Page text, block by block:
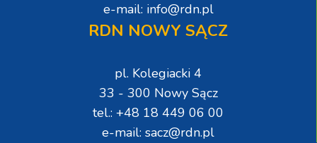
e-mail: info@rdn.pl
RDN NOWY SĄCZ
pl. Kolegiacki 4
33 - 300 Nowy Sącz
tel.: +48 18 449 06 00
e-mail: sacz@rdn.pl